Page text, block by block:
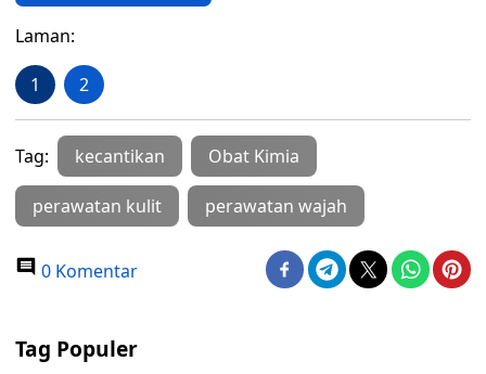
Laman:
1 2
Tag: kecantikan Obat Kimia
perawatan kulit perawatan wajah
0 Komentar
Tag Populer